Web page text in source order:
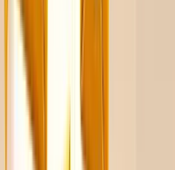
bericht:
over [onderwerp]
punt] hebt